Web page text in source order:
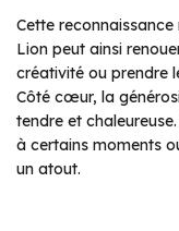
Cette reconnaissance
Lion peut ainsi
créativité ou prendre
Côté cœur, la
tendre et
à certains moments
un atout.